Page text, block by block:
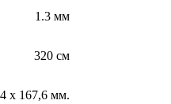
1.3 мм
320 см
х 167,6 мм.